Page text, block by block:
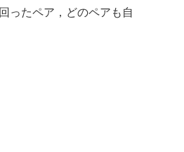
ったペア，どのペアも自